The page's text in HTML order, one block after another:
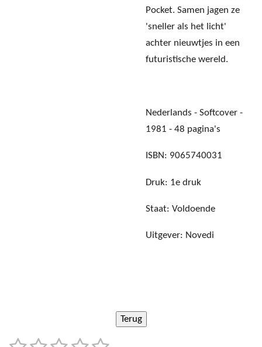
Pocket. Samen jagen ze
'sneller als het licht'
achter nieuwtjes in een
futuristische wereld.
Nederlands - Softcover -
1981 - 48 pagina's
ISBN: 9065740031
Druk: 1e druk
Staat: Voldoende
Uitgever: Novedi
S